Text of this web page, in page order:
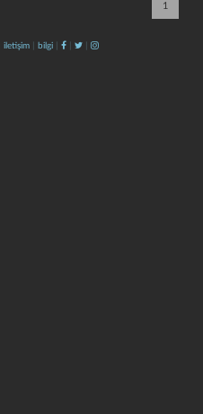
1
iletişim| bilgi| | |